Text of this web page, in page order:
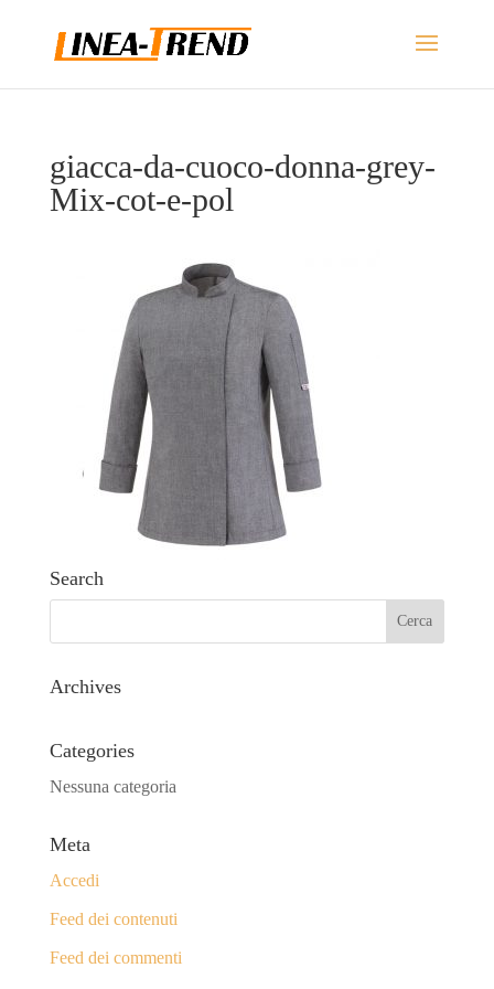
giacca-da-cuoco-donna-grey-
Mix-cot-e-pol
Search
Archives
Categories
Nessuna categoria
Meta
Accedi
Feed dei contenuti
Feed dei commenti